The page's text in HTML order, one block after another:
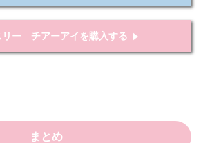
リー チアーアイを購入する
まとめ